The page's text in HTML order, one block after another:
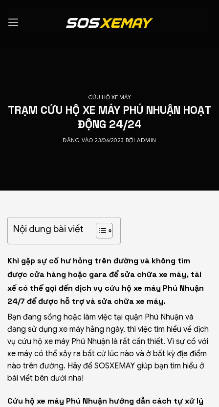
qua
CỨU HỘ XE MÁY
TRẠM CỨU HỘ XE MÁY PHÚ NHUẬN HOẠT
ĐỘNG 24/24
ĐĂNG VÀO23/06/2023 BỞI ADMIN
Nội dung bài viết
Khi gặp sự cố hư hỏng trên đường và không tìm
được cửa hàng hoặc gara để sửa chữa xe máy, tài
xế có thể gọi đến dịch vụ cứu hộ xe máy Phú Nhuận
24/7 để được hỗ trợ và sửa chữa xe máy.
Bạn đang sống hoặc làm việc tại quận Phú Nhuận và
đang sử dụng xe máy hằng ngày, thì việc tìm hiểu về dịch
vụ cứu hộ xe máy Phú Nhuận là rất cần thiết. Vì sự cố với
xe máy có thể xảy ra bất cứ lúc nào và ở bất kỳ địa điểm
nào trên đường. Hãy để SOSXEMAY giúp bạn tìm hiểu ở
bài viết bên dưới nha!
Cứu hộ xe máy Phú Nhuận hướng dẫn cách tự xử lý